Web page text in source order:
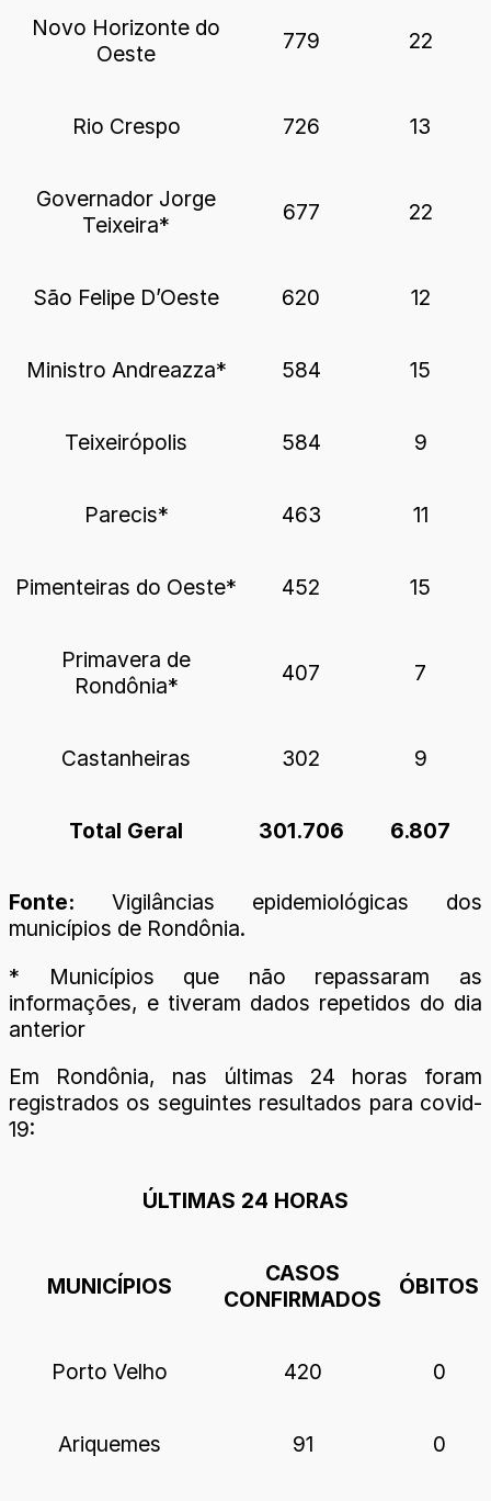
Novo Horizonte do
Oeste
779 22
Rio Crespo 726 13
Governador Jorge
Teixeira*
677 22
São Felipe D’Oeste 620 12
Ministro Andreazza* 584 15
Teixeirópolis 584 9
Parecis* 463 11
Pimenteiras do Oeste* 452 15
Primavera de
Rondônia*
407 7
Castanheiras 302 9
Total Geral 301.706 6.807
Fonte: Vigilâncias epidemiológicas dos
municípios de Rondônia.
* Municípios que não repassaram as
informações, e tiveram dados repetidos do dia
anterior
Em Rondônia, nas últimas 24 horas foram
registrados os seguintes resultados para covid-
19:
ÚLTIMAS 24 HORAS
MUNICÍPIOS
CASOS
CONFIRMADOS
ÓBITOS
Porto Velho 420 0
Ariquemes 91 0